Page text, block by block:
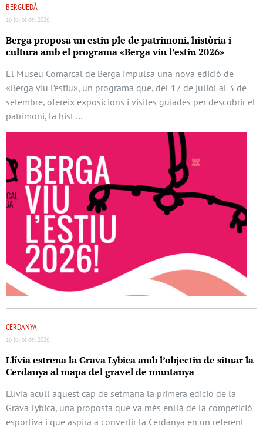
BERGUEDÀ
16 juliol del 2026
Berga proposa un estiu ple de patrimoni, història i
cultura amb el programa «Berga viu l’estiu 2026»
El Museu Comarcal de Berga impulsa una nova edició de
«Berga viu l’estiu», un programa que, del 17 de juliol al 3 de
setembre, ofereix exposicions i visites guiades per descobrir el
patrimoni, la hist …
CERDANYA
16 juliol del 2026
Llívia estrena la Grava Lybica amb l’objectiu de situar la
Cerdanya al mapa del gravel de muntanya
Llívia acull aquest cap de setmana la primera edició de la
Grava Lybica, una proposta que va més enllà de la competició
esportiva i que aspira a convertir la Cerdanya en un referent